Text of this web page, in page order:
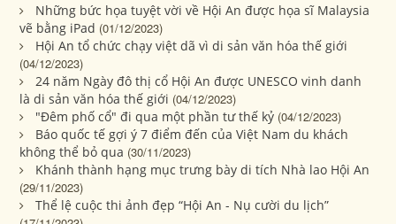
Những bức họa tuyệt vời về Hội An được họa sĩ Malaysia
vẽ bằng iPad (01/12/2023)
Hội An tổ chức chạy việt dã vì di sản văn hóa thế giới
(04/12/2023)
24 năm Ngày đô thị cổ Hội An được UNESCO vinh danh
là di sản văn hóa thế giới (04/12/2023)
"Đêm phố cổ" đi qua một phần tư thế kỷ (04/12/2023)
Báo quốc tế gợi ý 7 điểm đến của Việt Nam du khách
không thể bỏ qua (30/11/2023)
Khánh thành hạng mục trưng bày di tích Nhà lao Hội An
(29/11/2023)
Thể lệ cuộc thi ảnh đẹp “Hội An - Nụ cười du lịch”